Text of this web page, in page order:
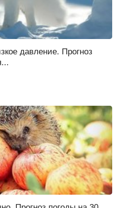
давление. Прогноз